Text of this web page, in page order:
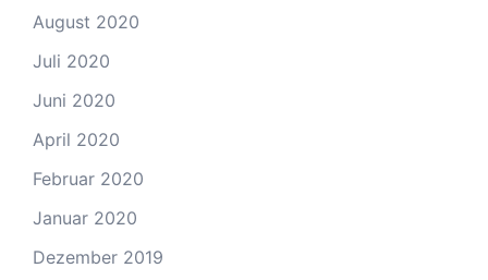
August 2020
Juli 2020
Juni 2020
April 2020
Februar 2020
Januar 2020
Dezember 2019